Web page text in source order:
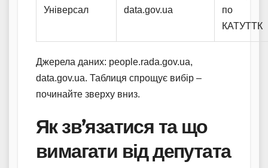
Універсал data.gov.ua
по
КАТУТТК
Джерела даних: people.rada.gov.ua,
data.gov.ua. Таблиця спрощує вибір –
починайте зверху вниз.
Як зв’язатися та що
вимагати від депутата